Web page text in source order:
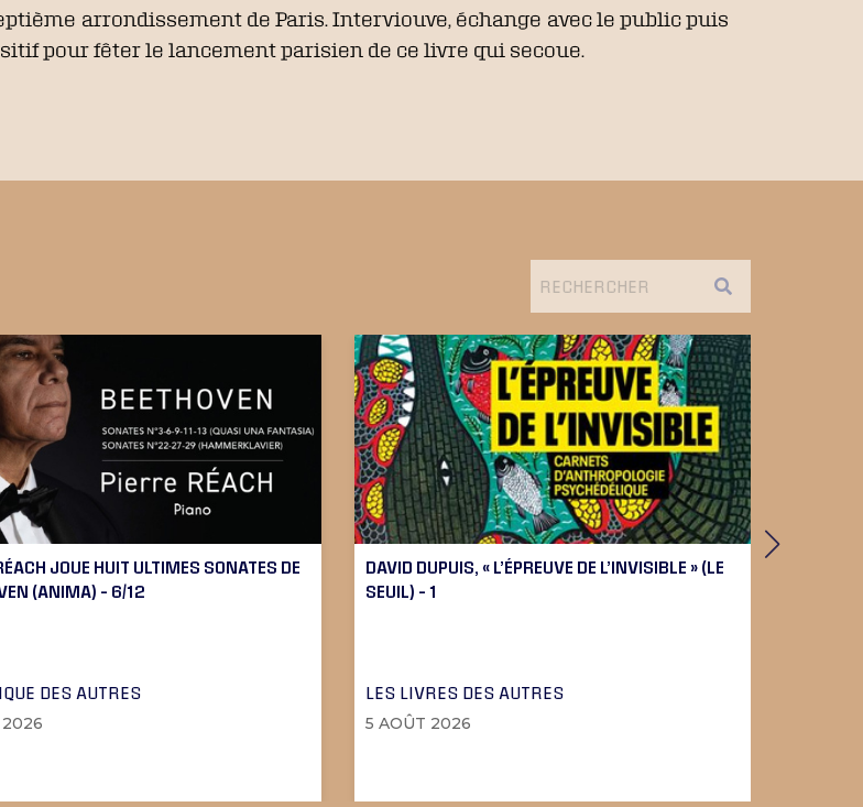
arrondissement de Paris. Interviouve, échange avec le public puis
pour fêter le lancement parisien de ce livre qui secoue.
JOUE HUIT ULTIMES SONATES DE
(ANIMA) – 6/12
DES AUTRES
DAVID DUPUIS, « L’ÉPREUVE DE L’INVISIBLE » (LE
SEUIL) – 1
LES LIVRES DES AUTRES
5 AOÛT 2026